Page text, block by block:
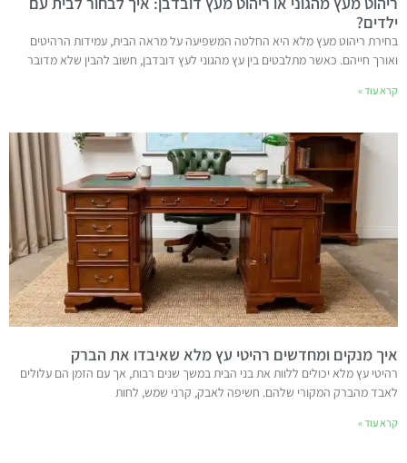
ילדים?
בחירת ריהוט מעץ מלא היא החלטה המשפיעה על מראה הבית, עמידות הרהיטים
ואורך חייהם. כאשר מתלבטים בין עץ מהגוני לעץ דובדבן, חשוב להבין שלא מדובר
קרא עוד »
איך מנקים ומחדשים רהיטי עץ מלא שאיבדו את הברק
רהיטי עץ מלא יכולים ללוות את בני הבית במשך שנים רבות, אך עם הזמן הם עלולים
לאבד מהברק המקורי שלהם. חשיפה לאבק, קרני שמש, לחות
קרא עוד »